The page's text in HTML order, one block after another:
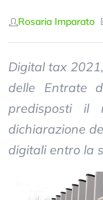
Rosaria Imparato
Digital tax
delle Entrate
predisposti il
dichiarazione
digitali entro la